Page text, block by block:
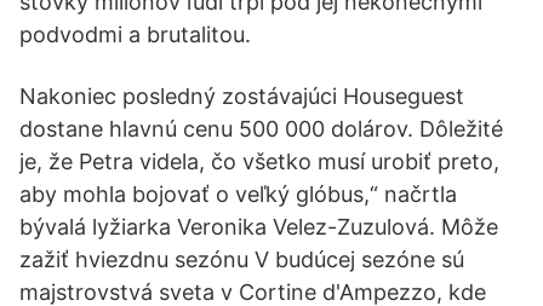
podvodmi a brutalitou.
Nakoniec posledný zostávajúci Houseguest
dostane hlavnú cenu 500 000 dolárov. Dôležité
je, že Petra videla, čo všetko musí urobiť preto,
aby mohla bojovať o veľký glóbus,“ načrtla
bývalá lyžiarka Veronika Velez-Zuzulová. Môže
zažiť hviezdnu sezónu V budúcej sezóne sú
majstrovstvá sveta v Cortine d'Ampezzo, kde